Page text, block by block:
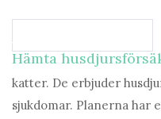
Hämta
katter. De erbjuder
sjukdomar. Planerna har